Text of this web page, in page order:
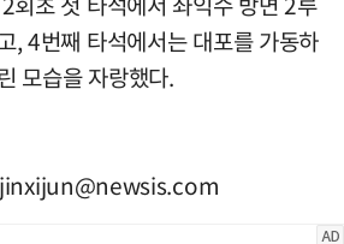
, 4번째 타석에서는 대포를 가동하
모습을 자랑했다.
jinxijun@newsis.com